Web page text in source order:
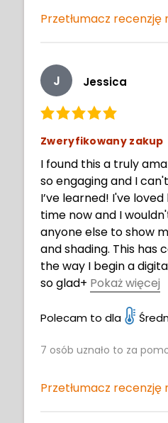
Przetłumacz recenzję
J Jessica
Zweryfikowany zakup
I found this a truly
so engaging and I
I’ve learned! I've
time now and I
anyone else to show
and shading. This
the way I begin a
so glad+ Pokaż więcej
knew about. 😂 (I think
Polecam to dla
7 osób uznało to za
Przetłumacz recenzję